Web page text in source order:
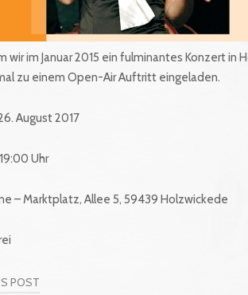
wir im Januar 2015 ein fulminantes Konzert
zu einem Open-Air Auftritt eingeladen.
August 2017
Uhr
– Marktplatz, Allee 5, 59439 Holzwickede
POST